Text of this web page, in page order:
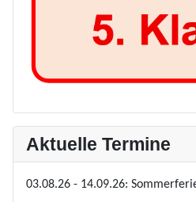
Aktuelle Termine
03.08.26 - 14.09.26: